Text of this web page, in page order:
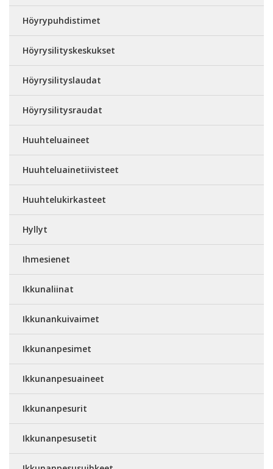
Höyrypuhdistimet
Höyrysilityskeskukset
Höyrysilityslaudat
Höyrysilitysraudat
Huuhteluaineet
Huuhteluainetiivisteet
Huuhtelukirkasteet
Hyllyt
Ihmesienet
Ikkunaliinat
Ikkunankuivaimet
Ikkunanpesimet
Ikkunanpesuaineet
Ikkunanpesurit
Ikkunanpesusetit